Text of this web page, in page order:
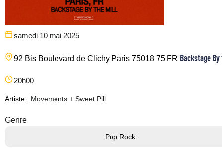
samedi 10 mai 2025
92 Bis Boulevard de Clichy Paris 75018 75 FR Backstage
20h00
Artiste : Movements + Sweet Pill
Genre
Pop Rock